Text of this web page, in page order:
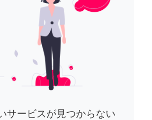
サービスが見つからない